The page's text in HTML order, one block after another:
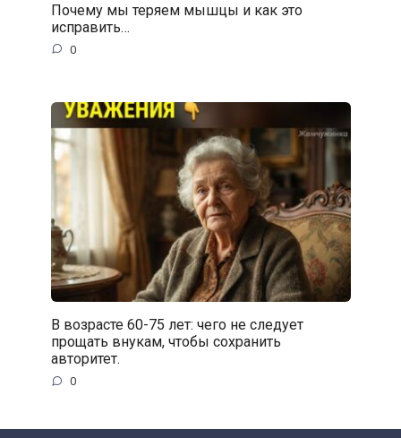
Почему мы теряем мышцы и как это
исправить…
0
В возрасте 60-75 лет: чего не следует
прощать внукам, чтобы сохранить
авторитет.
0